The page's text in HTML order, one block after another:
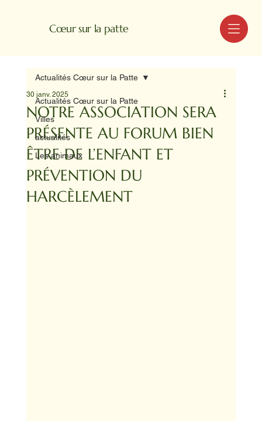
Cœur sur la patte MENU
Actualités Cœur sur la Patte
Villes
actualités
Les animaux
Actualités Cœur sur la Patte
NOTRE ASSOCIATION SERA
PRÉSENTE AU FORUM BIEN
ÊTRE DE L’ENFANT ET
PRÉVENTION DU
HARCÈLEMENT
30 janv. 2025